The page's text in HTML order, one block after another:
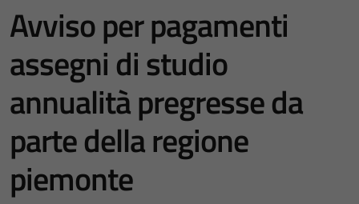
Avviso per pagamenti
assegni di studio
annualità pregresse da
parte della regione
piemonte